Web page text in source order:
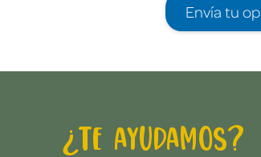
Envía tu
¿Te ayudamos?